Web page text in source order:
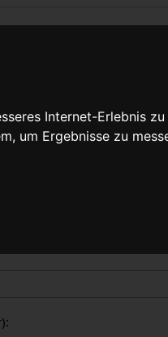
Internet-Erlebnis
um Ergebnisse zu
Logbücher. Die Ausgabe
werden (Groß-/